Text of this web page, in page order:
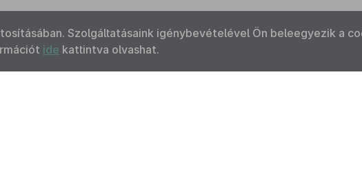
Szolgáltatásaink igénybevételével Ön beleegyezik a
ide kattintva olvashat.